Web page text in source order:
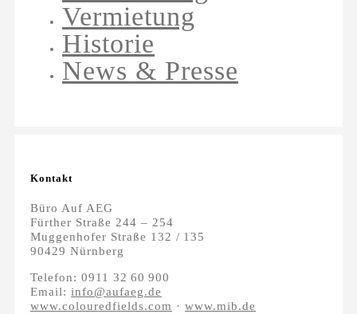
Vermietung
Historie
News & Presse
Kontakt
Büro Auf AEG
Fürther Straße 244 – 254
Muggenhofer Straße 132 / 135
90429 Nürnberg
Telefon: 0911 32 60 900
Email: info@aufaeg.de
www.colouredfields.com · www.mib.de